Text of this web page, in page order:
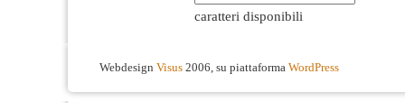
caratteri disponibili
Webdesign Visus 2006, su piattaforma WordPress